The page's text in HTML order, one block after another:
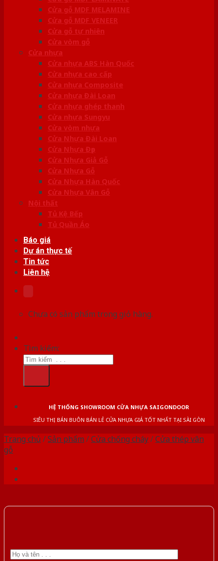
Cửa gỗ MDF MELAMINE
Cửa gỗ MDF VENEER
Cửa gỗ tự nhiên
Cửa vòm gỗ
Cửa nhựa
Cửa nhựa ABS Hàn Quốc
Cửa nhựa cao cấp
Cửa nhựa Composite
Cửa nhựa Đài Loan
Cửa nhựa ghép thanh
Cửa nhựa Sungyu
Cửa vòm nhựa
Cửa Nhựa Đài Loan
Cửa Nhựa Đẹp
Cửa Nhựa Giả Gỗ
Cửa Nhựa Gỗ
Cửa Nhựa Hàn Quốc
Cửa Nhựa Vân Gỗ
Nội thất
Tủ Kệ Bếp
Tủ Quần Áo
Báo giá
Dự án thực tế
Tin tức
Liên hệ
Chưa có sản phẩm trong giỏ hàng.
Tìm kiếm:
HỆ THỐNG SHOWROOM CỬA NHỰA SAIGONDOOR
SIÊU THỊ BÁN BUÔN BÁN LẺ CỬA NHỰA GIÁ TỐT NHẤT TẠI SÀI GÒN
Trang chủ /Sản phẩm /Cửa chống cháy/Cửa thép vân
gỗ